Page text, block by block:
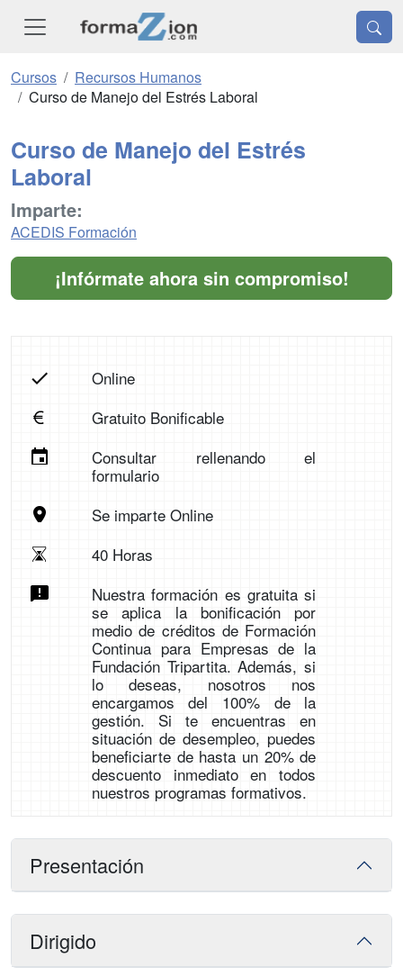
Cursos
Recursos Humanos
Curso de Manejo del Estrés Laboral
Curso de Manejo del Estrés
Laboral
Imparte:
ACEDIS Formación
¡Infórmate ahora sin compromiso!
Online
Gratuito Bonificable
Consultar rellenando el
formulario
Se imparte Online
40 Horas
Nuestra formación es gratuita si
se aplica la bonificación por
medio de créditos de Formación
Continua para Empresas de la
Fundación Tripartita. Además, si
lo deseas, nosotros nos
encargamos del 100% de la
gestión. Si te encuentras en
situación de desempleo, puedes
beneficiarte de hasta un 20% de
descuento inmediato en todos
nuestros programas formativos.
Presentación
Dirigido